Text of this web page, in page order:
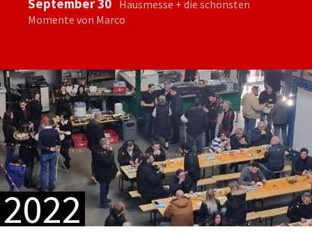
Hausmesse + die schönsten
Momente von Marco
2022